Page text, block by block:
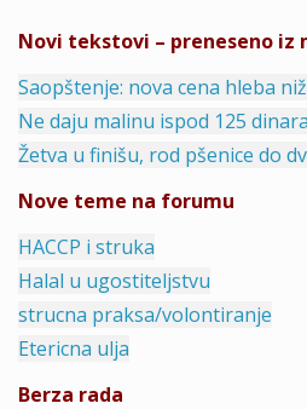
Novi tekstovi – preneseno iz
Saopštenje: nova cena hleba
Ne daju malinu ispod 125 dinara
Žetva u finišu, rod pšenice do
Nove teme na forumu
HACCP i struka
Halal u ugostiteljstvu
strucna praksa/volontiranje
Etericna ulja
Berza rada